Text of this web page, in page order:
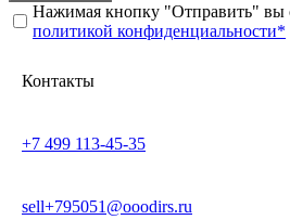
Нажимая кнопку "Отправить" вы
политикой конфиденциальности*
Контакты
+7 499 113-45-35
sell+795051@ooodirs.ru